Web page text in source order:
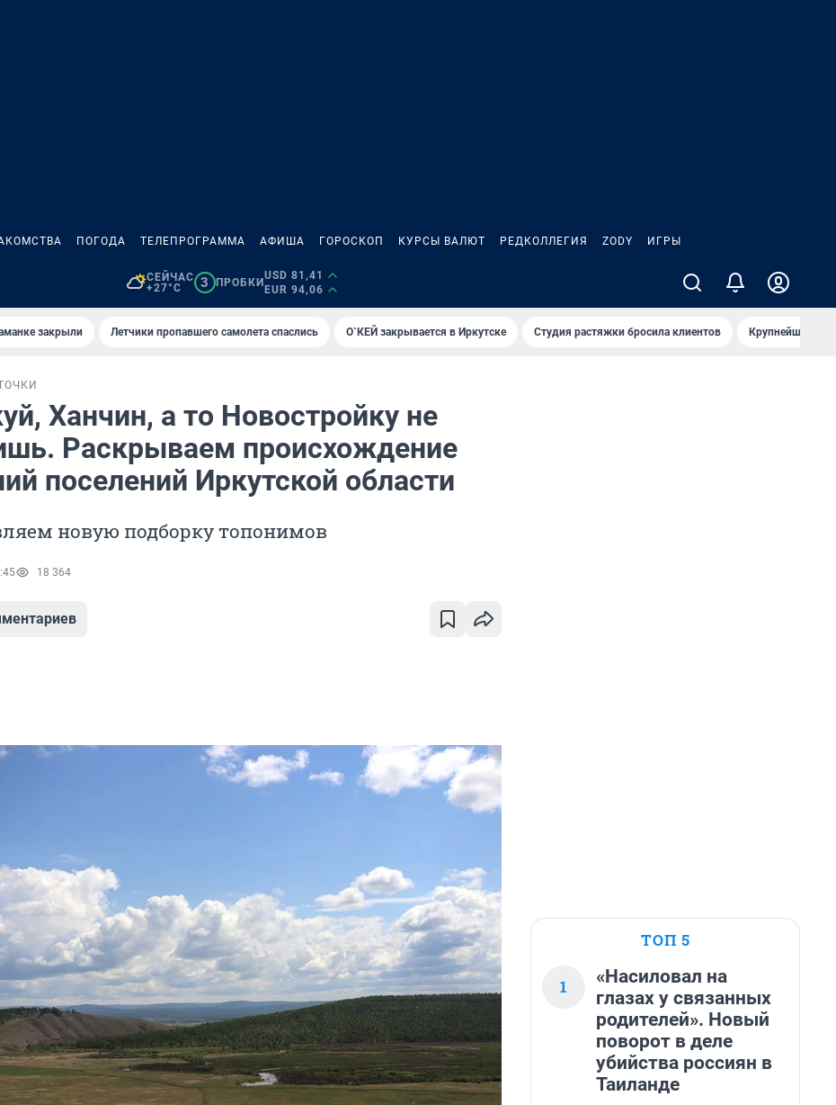
ПОГОДА ТЕЛЕПРОГРАММА АФИША ГОРОСКОП КУРСЫ ВАЛЮТ РЕДКОЛЛЕГИЯ ZODY ИГРЫ
СЕЙЧАС
+27°C
3 ПРОБКИ
USD 81,41
EUR 94,06
закрыли Летчики пропавшего самолета спаслись О`КЕЙ закрывается в Иркутске Студия растяжки бросила клиентов Крупнейшие
Ханчин, а то Новостройку не
Раскрываем происхождение
поселений Иркутской области
новую подборку топонимов
18 364
ТОП 5
1
«Насиловал на
глазах у связанных
родителей». Новый
поворот в деле
убийства россиян в
Таиланде